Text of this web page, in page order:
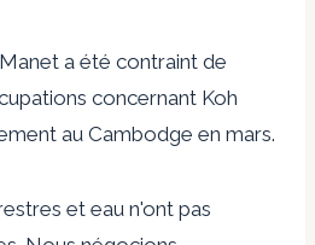
a été contraint de
concernant Koh
au Cambodge en mars.
et eau n'ont pas